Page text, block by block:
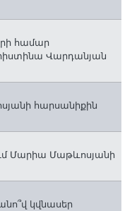
համար
Վարդանյան
հարսանիքին
Մարիա Մաթևոսյանի
կվնասեր